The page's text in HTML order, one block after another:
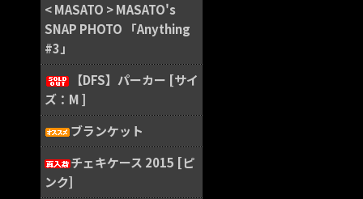
< MASATO > MASATO's
SNAP PHOTO 「Anything
#3」
【DFS】パーカー [サイ
ズ：M ]
ブランケット
チェキケース 2015 [ピ
ンク]